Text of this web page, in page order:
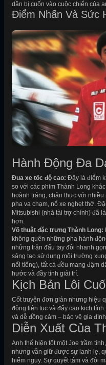
dần bị cuốn vào cuộc chiến của
Điểm Nhấn Và Sức
Hành Động Đa
Đua xe tốc độ cao: Đây là điểm
so với các phim Thành Long
hoành tráng, chân thực với
pha va chạm, nổ xe nghẹt thở.
Mitsubishi (nhà tài trợ chính) đã
hơn.
Võ thuật đặc trưng Thành Long:
không quên những pha hành
những trận đấu tay đôi nhanh
sáng tạo sử dụng môi trường
nổi tiếng), tất cả đều mang đậm
hước và đầy tính giải trí.
Kịch Bản Lôi
Cốt truyện đơn giản nhưng hiệu
động liên tục và đẩy cao kịch
và dễ đồng cảm – bảo vệ gia
Diễn Xuất Của
Anh thể hiện tốt một Joe trầm
nhưng vẫn giữ được sự lanh lẹ,
hiểm nguy. Sự quyết tâm và đôi